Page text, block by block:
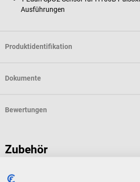
Ausführungen
Produktidentifikation
Dokumente
Bewertungen
Zubehör
EDAN